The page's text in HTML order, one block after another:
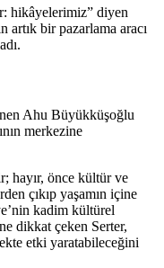
hikâyelerimiz” diyen
artık bir pazarlama aracı
Ahu Büyükküşoğlu
merkezine
hayır, önce kültür ve
çıkıp yaşamın içine
kadim kültürel
dikkat çeken Serter,
etki yaratabileceğini